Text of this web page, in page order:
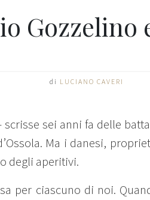
Gozzelino
di LUCIANO CAVERI
sei anni fa delle
Ma i danesi,
degli aperitivi.
per ciascuno di noi.